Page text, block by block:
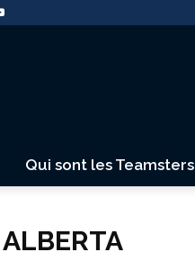
Qui sont les Teamsters
ALBERTA